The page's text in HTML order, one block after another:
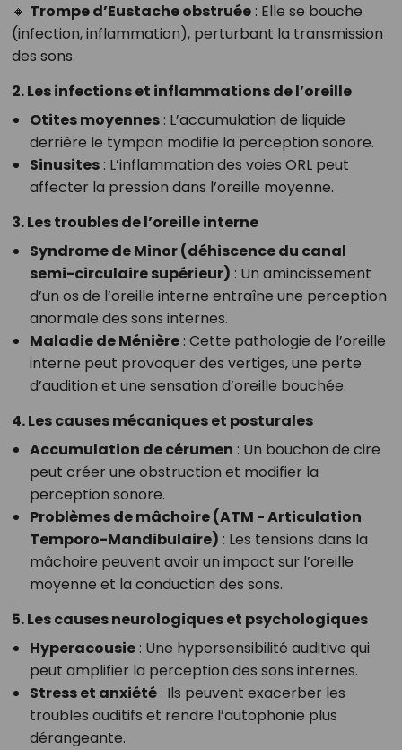
🔸 Trompe d’Eustache obstruée: Elle se bouche
(infection, inflammation), perturbant la transmission
des sons.
2. Les infections et inflammations de l’oreille
Otites moyennes: L’accumulation de liquide
derrière le tympan modifie la perception sonore.
Sinusites: L’inflammation des voies ORL peut
affecter la pression dans l’oreille moyenne.
3. Les troubles de l’oreille interne
Syndrome de Minor (déhis­cence du canal
semi-circulaire supérieur) : Un amincissement
d’un os de l’oreille interne entraîne une perception
anormale des sons internes.
Maladie de Ménière: Cette pathologie de l’oreille
interne peut provoquer des vertiges, une perte
d’audition et une sensation d’oreille bouchée.
4. Les causes mécaniques et posturales
Accumulation de cérumen : Un bouchon de cire
peut créer une obstruction et modifier la
perception sonore.
Problèmes de mâchoire (ATM - Articulation
Temporo-Mandibulaire) : Les tensions dans la
mâchoire peuvent avoir un impact sur l’oreille
moyenne et la conduction des sons.
5. Les causes neurologiques et psychologiques
Hyperacousie: Une hypersensibilité auditive qui
peut amplifier la perception des sons internes.
Stress et anxiété: Ils peuvent exacerber les
troubles auditifs et rendre l’autophonie plus
dérangeante.